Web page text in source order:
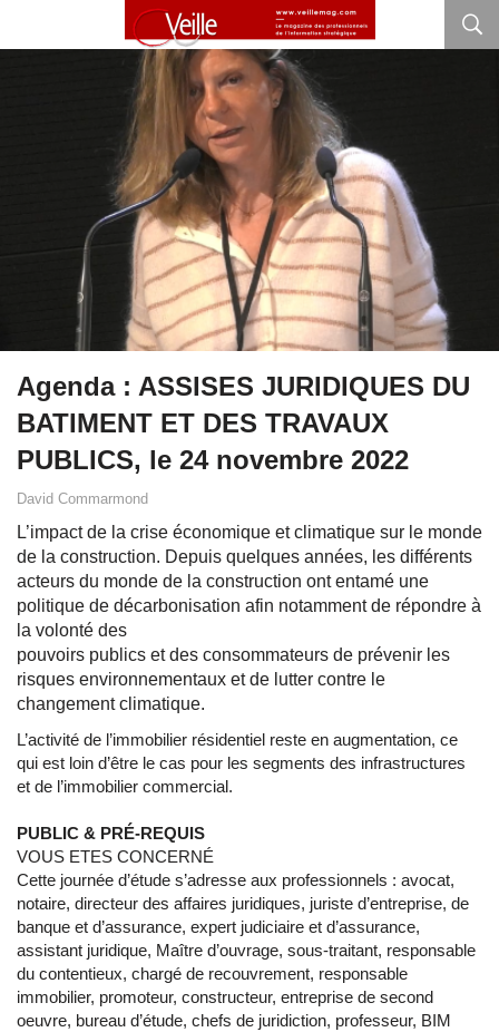
Agenda : ASSISES JURIDIQUES DU
BATIMENT ET DES TRAVAUX
PUBLICS, le 24 novembre 2022
David Commarmond
L’impact de la crise économique et climatique sur le monde
de la construction. Depuis quelques années, les différents
acteurs du monde de la construction ont entamé une
politique de décarbonisation afin notamment de répondre à
la volonté des
pouvoirs publics et des consommateurs de prévenir les
risques environnementaux et de lutter contre le
changement climatique.
L’activité de l’immobilier résidentiel reste en augmentation, ce
qui est loin d’être le cas pour les segments des infrastructures
et de l’immobilier commercial.
PUBLIC & PRÉ-REQUIS
VOUS ETES CONCERNÉ
Cette journée d’étude s’adresse aux professionnels : avocat,
notaire, directeur des affaires juridiques, juriste d’entreprise, de
banque et d’assurance, expert judiciaire et d’assurance,
assistant juridique, Maître d’ouvrage, sous-traitant, responsable
du contentieux, chargé de recouvrement, responsable
immobilier, promoteur, constructeur, entreprise de second
oeuvre, bureau d’étude, chefs de juridiction, professeur, BIM